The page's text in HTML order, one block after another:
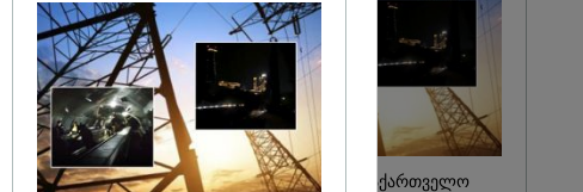
საქმე...
მათ
ეს შედეგი არ
- ქეთა
რატომ ჩაბნელდა საქართველო